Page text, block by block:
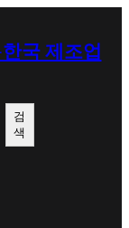
국 제조업
검
색